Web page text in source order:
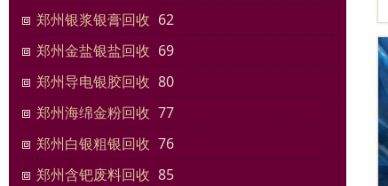
郑州银浆银膏回收 62
郑州金盐银盐回收 69
郑州导电银胶回收 80
郑州海绵金粉回收 77
郑州白银粗银回收 76
郑州含钯废料回收 85